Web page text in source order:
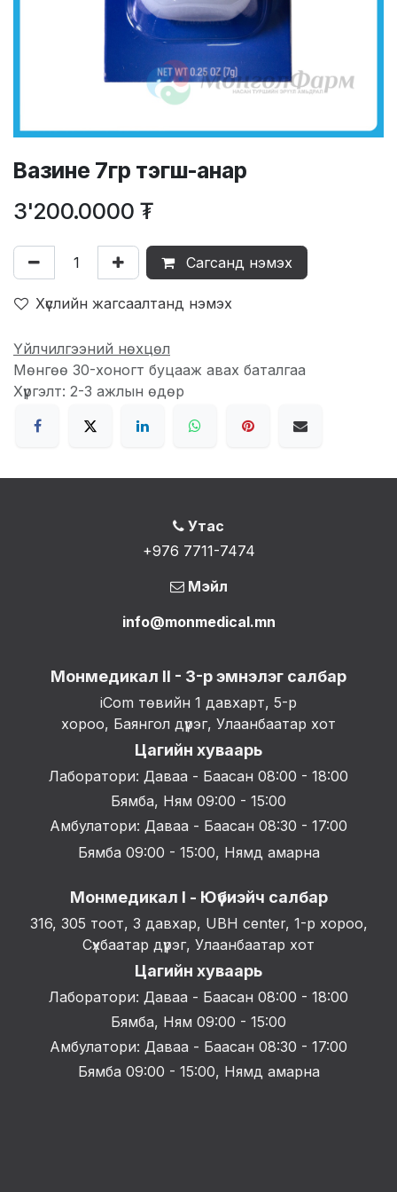
Вазине 7гр тэгш-анар
3'200.0000 ₮
Сагсанд нэмэх
Хүслийн жагсаалтанд нэмэх
Үйлчилгээний нөхцөл
Мөнгөө 30-хоногт буцааж авах баталгаа
Хүргэлт: 2-3 ажлын өдөр
Утас
+976 7711-7474
Мэйл
info@monmedical.mn
Монмедикал II - 3-р эмнэлэг салбар
iCom төвийн 1 давхарт, 5-р
хороо, Баянгол дүүрэг, Улаанбаатар хот
Цагийн хуваарь
Лаборатори: Даваа - Баасан 08:00 - 18:00
Бямба, Ням 09:00 - 15:00
Амбулатори: Даваа - Баасан 08:30 - 17:00
Бямба 09:00 - 15:00, Нямд амарна
Монмедикал I - Юүбиэйч салбар
316, 305 тоот, 3 давхар, UBH center, 1-р хороо,
Сүхбаатар дүүрэг, Улаанбаатар хот
Цагийн хуваарь
Лаборатори: Даваа - Баасан 08:00 - 18:00
Бямба, Ням 09:00 - 15:00
Амбулатори: Даваа - Баасан 08:30 - 17:00
Бямба 09:00 - 15:00, Нямд амарна